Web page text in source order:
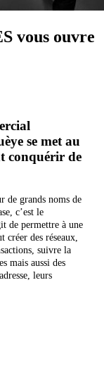
vous ouvre
se met au
conquérir de
de grands noms de
c’est le
de permettre à une
créer des réseaux,
suivre la
mais aussi des
leurs